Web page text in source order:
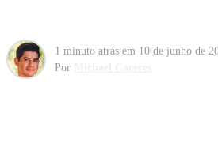
1 minuto atrás em 10 de junho de
Por